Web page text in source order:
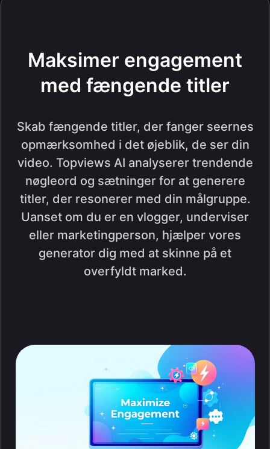
Maksimer engagement
med fængende titler
Skab fængende titler, der fanger seernes
opmærksomhed i det øjeblik, de ser din
video. Topviews AI analyserer trendende
nøgleord og sætninger for at generere
titler, der resonerer med din målgruppe.
Uanset om du er en vlogger, underviser
eller marketingperson, hjælper vores
generator dig med at skinne på et
overfyldt marked.